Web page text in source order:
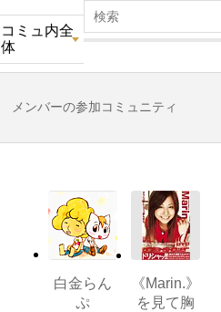
コミュ内全
体
メンバーの参加コミュニティ
白金らん
ぷ
《Marin.》
を見て胸